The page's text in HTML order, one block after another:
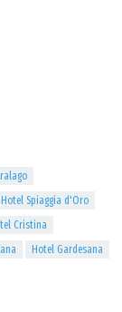
Hotel Spiaggia d'Oro
Cristina
Hotel Gardesana